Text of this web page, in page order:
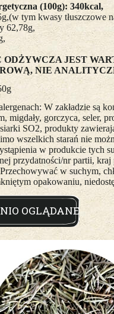
(100g): 340kcal,
tym kwasy tłuszczowe
62,78g,
ODŻYWCZA JEST
NIE
W zakładzie są
migdały, gorczyca, seler,
SO2, produkty
wszelkich starań nie
w produkcie tych
przydatności/nr partii, kraj
w suchym,
opakowaniu,
OGLĄDANE